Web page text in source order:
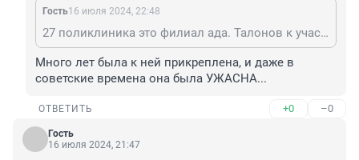
Гость16 июля 2024, 22:48
27 поликлиника это филиал ада. Талонов к участковому нет, анализы на госпитализацию не успеем сделать, на вызов приходит не пойми кто и говорит, вам нужно вызывать не меня, а участкового, а я ничего выписать не могу
Много лет была к ней прикреплена, и даже в
советские времена она была УЖАСНА...
ОТВЕТИТЬ +0 –0
Гость
16 июля 2024, 21:47